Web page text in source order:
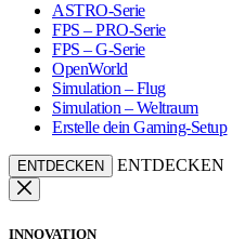
ASTRO-Serie
FPS – PRO-Serie
FPS – G-Serie
OpenWorld
Simulation – Flug
Simulation – Weltraum
Erstelle dein Gaming-Setup
ENTDECKEN ENTDECKEN
INNOVATION